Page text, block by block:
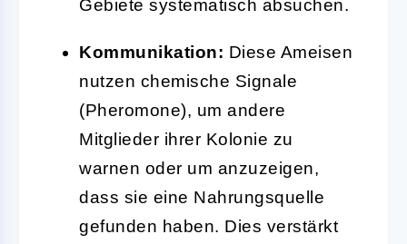
Gebiete systematisch absuchen.
Kommunikation: Diese Ameisen
nutzen chemische Signale
(Pheromone), um andere
Mitglieder ihrer Kolonie zu
warnen oder um anzuzeigen,
dass sie eine Nahrungsquelle
gefunden haben. Dies verstärkt